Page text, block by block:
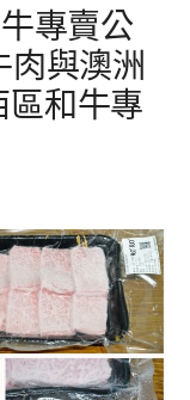
專賣公
肉與澳洲
和牛專